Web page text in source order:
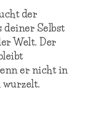
der
deiner Selbst
Welt. Der
er nicht in
wurzelt.